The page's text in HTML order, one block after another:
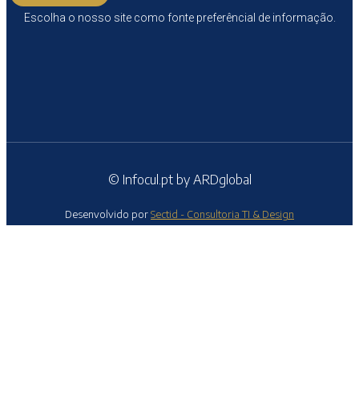
Escolha o nosso site como fonte preferêncial de informação.
© Infocul.pt by ARDglobal
Desenvolvido porSectid - Consultoria TI & Design